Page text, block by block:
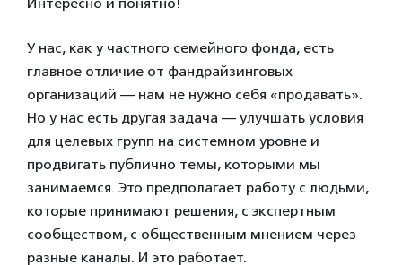
Интересно и понятно!
У нас, как у частного семейного фонда, есть
главное отличие от фандрайзинговых
организаций — нам не нужно себя «продавать».
Но у нас есть другая задача — улучшать условия
для целевых групп на системном уровне и
продвигать публично темы, которыми мы
занимаемся. Это предполагает работу с людьми,
которые принимают решения, с экспертным
сообществом, с общественным мнением через
разные каналы. И это работает.